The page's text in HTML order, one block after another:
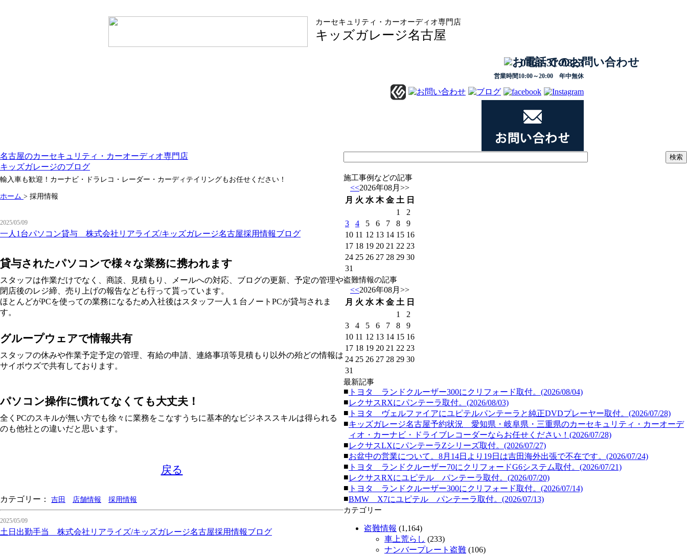
カーセキュリティ・カーオーディオ専門店
キッズガレージ名古屋
0568-31-0823
営業時間10:00～20:00 年中無休
名古屋のカーセキュリティ・カーオーディオ専門店
キッズガレージのブログ
輸入車も歓迎！カーナビ・ドラレコ・レーダー・カーディテイリングもお任せください！
ホーム > 採用情報
2025/05/09
一人1台パソコン貸与 株式会社リアライズ/キッズガレージ名古屋採用情報ブログ
貸与されたパソコンで様々な業務に携われます
スタッフは作業だけでなく、商談、見積もり、メールへの対応、ブログの更新、予定の管理や
閉店後のレジ締、売り上げの報告なども行って貰っています。
ほとんどがPCを使っての業務になるため入社後はスタッフ一人１台ノートPCが貸与されま
す。
グループウェアで情報共有
スタッフの休みや作業予定予定の管理、有給の申請、連絡事項等見積もり以外の殆どの情報は
サイボウズで共有しております。
パソコン操作に慣れてなくても大丈夫！
全くPCのスキルが無い方でも徐々に業務をこなすうちに基本的なビジネススキルは得られる
のも他社との違いだと思います。
戻る
カテゴリー： 吉田 店舗情報 採用情報
2025/05/09
土日出勤手当 株式会社リアライズ/キッズガレージ名古屋採用情報ブログ
施工事例などの記事
<<2026年08月 >>
月 火 水 木 金 土 日
1
2
3
4 5 6 7 8
9
10 11 12 13 14 15 16
17 18 19 20 21 22 23
24 25 26 27 28 29 30
31
盗難情報の記事
<<2026年08月 >>
月 火 水 木 金 土 日
1
2
3
4 5 6 7 8
9
10 11 12 13 14 15 16
17 18 19 20 21 22 23
24 25 26 27 28 29 30
31
最新記事
■ トヨタ ランドクルーザー300にクリフォード取付。(2026/08/04)
■レクサスRXにパンテーラ取付。(2026/08/03)
■ トヨタ ヴェルファイアにユピテルパンテーラと純正DVDプレーヤー取付。(2026/07/28)
■キッズガレージ名古屋予約状況 愛知県・岐阜県・三重県のカーセキュリティ・カーオーデ
ィオ・カーナビ・ドライブレコーダーならお任せください！(2026/07/28)
■レクサスLXにパンテーラZシリーズ取付。(2026/07/27)
■お盆中の営業について。8月14日より19日は吉田海外出張で不在です。(2026/07/24)
■ トヨタ ランドクルーザー70にクリフォードG6システム取付。(2026/07/21)
■レクサスRXにユピテル パンテーラ取付。(2026/07/20)
■ トヨタ ランドクルーザー300にクリフォード取付。(2026/07/14)
■BMW X7にユピテル パンテーラ取付。(2026/07/13)
カテゴリー
盗難情報 (1,164)
車上荒らし (233)
ナンバープレート盗難 (106)